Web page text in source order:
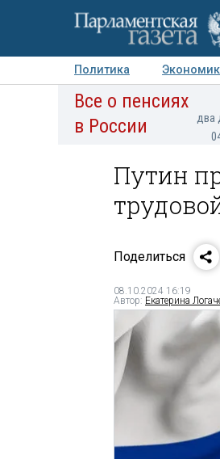
Политика
Авторы Персоны
Все о пенсиях
в России
два
Путин
Поделиться
08.10.2024 16:19
Автор: Екатерина